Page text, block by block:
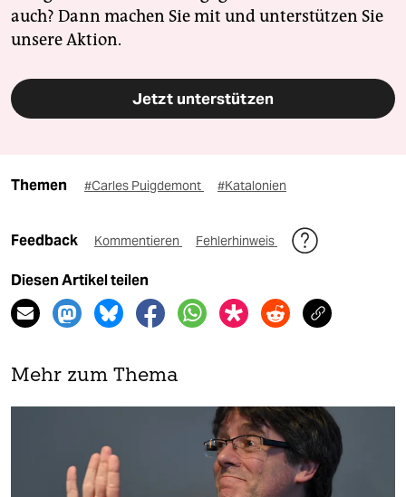
auch? Dann machen Sie mit und unterstützen Sie
unsere Aktion.
Jetzt unterstützen
Themen #Carles Puigdemont #Katalonien
Feedback Kommentieren Fehlerhinweis
Diesen Artikel teilen
Mehr zum Thema